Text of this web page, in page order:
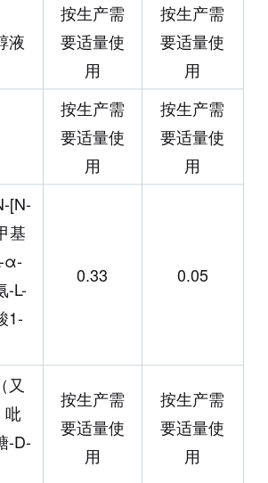
液
按生产需
要适量使
用
按生产需
要适量使
用
按生产需
要适量使
用
按生产需
要适量使
用
[N-
基
α-
-L-
1-
0.33 0.05
又
吡
-D-
按生产需
要适量使
用
按生产需
要适量使
用